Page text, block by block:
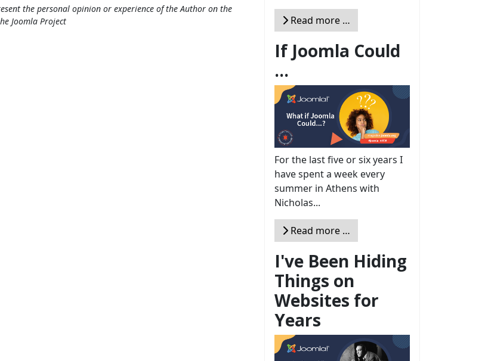
the personal opinion or experience of the Author on the
Joomla Project
Read more …
If Joomla Could
...
For the last five or six years I
have spent a week every
summer in Athens with
Nicholas...
Read more …
I've Been Hiding
Things on
Websites for
Years